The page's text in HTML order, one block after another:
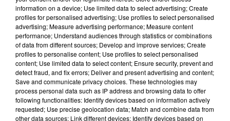
FIL ACTUS
9h19
Lorraine : une journée pas comme les autres au Parc animalier de...
6 août 2026
Metz : une distribution de lunette gratuite pour voir l’éclipse
5 août 2026
Casting de Woof : l'Euro-Métropole de Metz part à la recherche de...
4 août 2026
information on a device; Use limited data to select advertising; Create
profiles for personalised advertising; Use profiles to select personalised
advertising; Measure advertising performance; Measure content
performance; Understand audiences through statistics or combinations
of data from different sources; Develop and improve services; Create
profiles to personalise content; Use profiles to select personalised
content; Use limited data to select content; Ensure security, prevent and
detect fraud, and fix errors; Deliver and present advertising and content;
Save and communicate privacy choices. These technologies may
process personal data such as IP address and browsing data to offer
following functionalities: Identify devices based on information actively
requested; Use precise geolocation data; Match and combine data from
other data sources; Link different devices; Identify devices based on